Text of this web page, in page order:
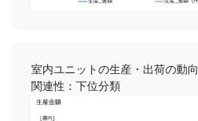
室内ユニットの生産・出荷の動向
関連性：下位分類